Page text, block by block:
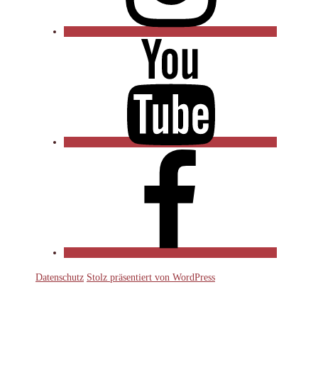
Datenschutz Stolz präsentiert von WordPress